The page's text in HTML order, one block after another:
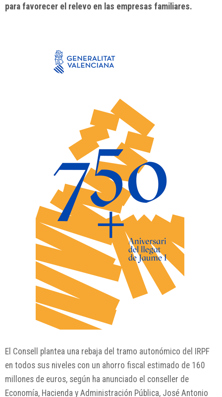
para favorecer el relevo en las empresas familiares.
El Consell plantea una rebaja del tramo autonómico del IRPF
en todos sus niveles con un ahorro fiscal estimado de 160
millones de euros, según ha anunciado el conseller de
Economía, Hacienda y Administración Pública, José Antonio